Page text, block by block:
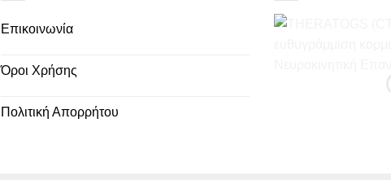
Επικοινωνία
Όροι Χρήσης
Πολιτική Απορρήτου